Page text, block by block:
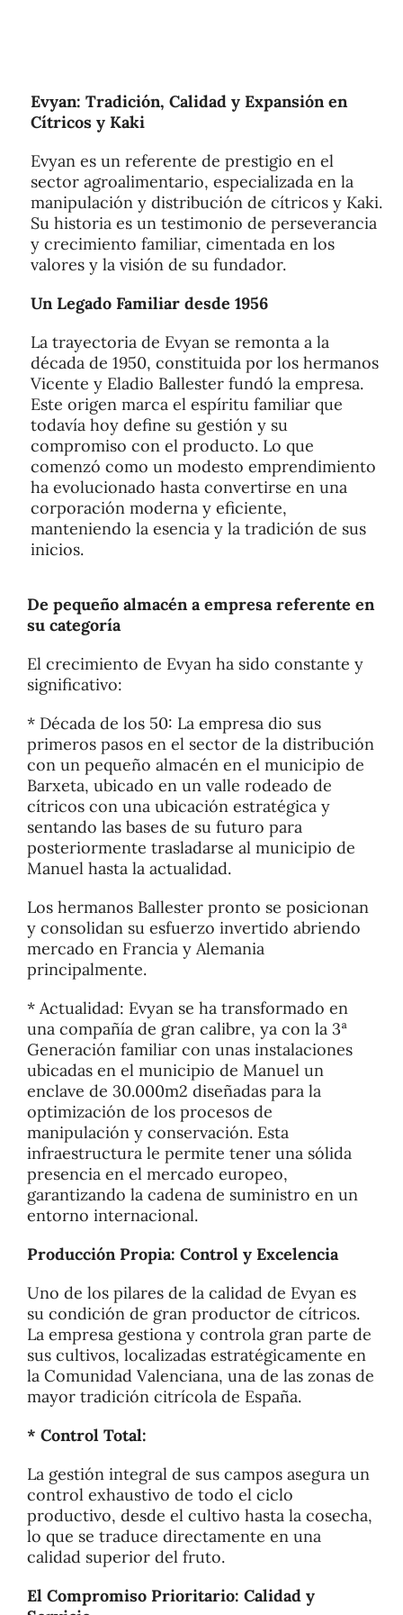
Evyan: Tradición, Calidad y Expansión en
Cítricos y Kaki
Evyan es un referente de prestigio en el
sector agroalimentario, especializada en la
manipulación y distribución de cítricos y Kaki.
Su historia es un testimonio de perseverancia
y crecimiento familiar, cimentada en los
valores y la visión de su fundador.
Un Legado Familiar desde 1956
La trayectoria de Evyan se remonta a la
década de 1950, constituida por los hermanos
Vicente y Eladio Ballester fundó la empresa.
Este origen marca el espíritu familiar que
todavía hoy define su gestión y su
compromiso con el producto. Lo que
comenzó como un modesto emprendimiento
ha evolucionado hasta convertirse en una
corporación moderna y eficiente,
manteniendo la esencia y la tradición de sus
inicios.
De pequeño almacén a empresa referente en
su categoría
El crecimiento de Evyan ha sido constante y
significativo:
* Década de los 50: La empresa dio sus
primeros pasos en el sector de la distribución
con un pequeño almacén en el municipio de
Barxeta, ubicado en un valle rodeado de
cítricos con una ubicación estratégica y
sentando las bases de su futuro para
posteriormente trasladarse al municipio de
Manuel hasta la actualidad.
Los hermanos Ballester pronto se posicionan
y consolidan su esfuerzo invertido abriendo
mercado en Francia y Alemania
principalmente.
* Actualidad: Evyan se ha transformado en
una compañía de gran calibre, ya con la 3ª
Generación familiar con unas instalaciones
ubicadas en el municipio de Manuel un
enclave de 30.000m2 diseñadas para la
optimización de los procesos de
manipulación y conservación. Esta
infraestructura le permite tener una sólida
presencia en el mercado europeo,
garantizando la cadena de suministro en un
entorno internacional.
Producción Propia: Control y Excelencia
Uno de los pilares de la calidad de Evyan es
su condición de gran productor de cítricos.
La empresa gestiona y controla gran parte de
sus cultivos, localizadas estratégicamente en
la Comunidad Valenciana, una de las zonas de
mayor tradición citrícola de España.
* Control Total:
La gestión integral de sus campos asegura un
control exhaustivo de todo el ciclo
productivo, desde el cultivo hasta la cosecha,
lo que se traduce directamente en una
calidad superior del fruto.
El Compromiso Prioritario: Calidad y